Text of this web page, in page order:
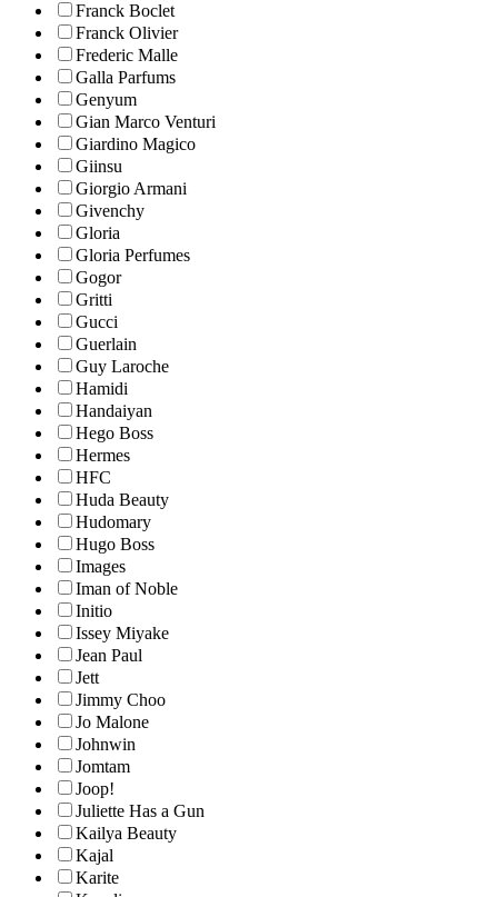
Franck Boclet
Franck Olivier
Frederic Malle
Galla Parfums
Genyum
Gian Marco Venturi
Giardino Magico
Giinsu
Giorgio Armani
Givenchy
Gloria
Gloria Perfumes
Gogor
Gritti
Gucci
Guerlain
Guy Laroche
Hamidi
Handaiyan
Hego Boss
Hermes
HFC
Huda Beauty
Hudomary
Hugo Boss
Images
Iman of Noble
Initio
Issey Miyake
Jean Paul
Jett
Jimmy Choo
Jo Malone
Johnwin
Jomtam
Joop!
Juliette Has a Gun
Kailya Beauty
Kajal
Karite